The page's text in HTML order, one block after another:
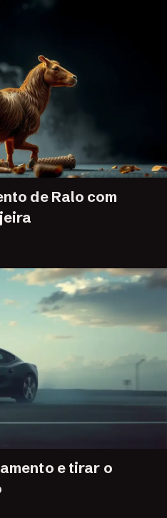
de Ralo com
e tirar o